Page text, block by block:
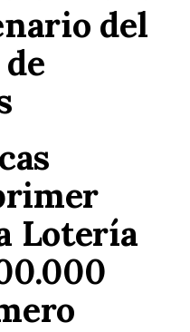
del
Lotería